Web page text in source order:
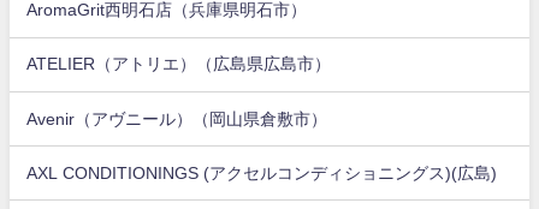
AromaGrit西明石店（兵庫県明石市）
ATELIER（アトリエ）（広島県広島市）
Avenir（アヴニール）（岡山県倉敷市）
AXL CONDITIONINGS (アクセルコンディショニングス)(広島)